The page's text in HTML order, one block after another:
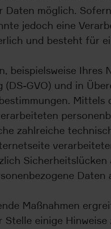
möglich.
jedoch eine
und besteht für
beispielsweise
GVO) und in
zahlreiche
Maßnahmen
einige